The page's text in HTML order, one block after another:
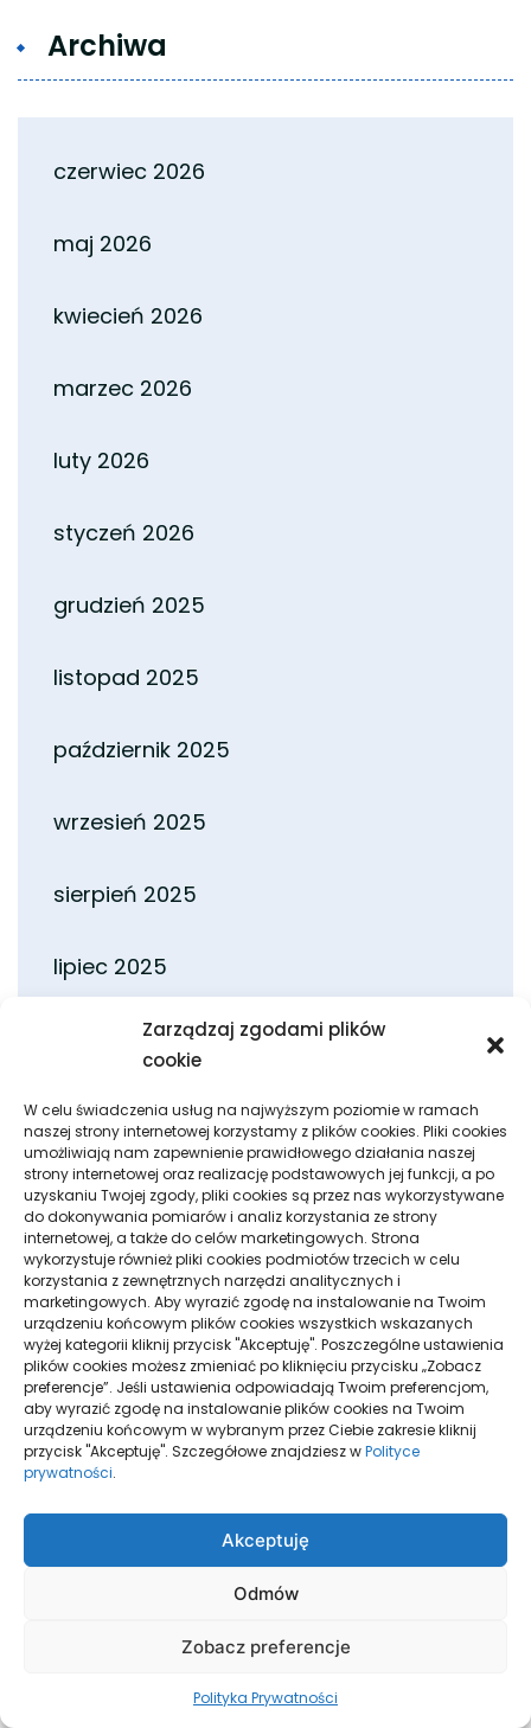
Zarządzaj zgodami plików
cookie
W celu świadczenia usług na najwyższym poziomie w ramach
naszej strony internetowej korzystamy z plików cookies. Pliki cookies
umożliwiają nam zapewnienie prawidłowego działania naszej
strony internetowej oraz realizację podstawowych jej funkcji, a po
uzyskaniu Twojej zgody, pliki cookies są przez nas wykorzystywane
do dokonywania pomiarów i analiz korzystania ze strony
internetowej, a także do celów marketingowych. Strona
wykorzystuje również pliki cookies podmiotów trzecich w celu
korzystania z zewnętrznych narzędzi analitycznych i
marketingowych. Aby wyrazić zgodę na instalowanie na Twoim
urządzeniu końcowym plików cookies wszystkich wskazanych
wyżej kategorii kliknij przycisk "Akceptuję". Poszczególne ustawienia
plików cookies możesz zmieniać po kliknięciu przycisku „Zobacz
preferencje”. Jeśli ustawienia odpowiadają Twoim preferencjom,
aby wyrazić zgodę na instalowanie plików cookies na Twoim
urządzeniu końcowym w wybranym przez Ciebie zakresie kliknij
przycisk "Akceptuję". Szczegółowe znajdziesz wPolityce
prywatności.
Akceptuję
Odmów
Zobacz preferencje
Polityka Prywatności
Archiwa
czerwiec 2026
maj 2026
kwiecień 2026
marzec 2026
luty 2026
styczeń 2026
grudzień 2025
listopad 2025
październik 2025
wrzesień 2025
sierpień 2025
lipiec 2025
czerwiec 2025
maj 2025
kwiecień 2025
marzec 2025
luty 2025
styczeń 2025
grudzień 2024
czerwiec 2024